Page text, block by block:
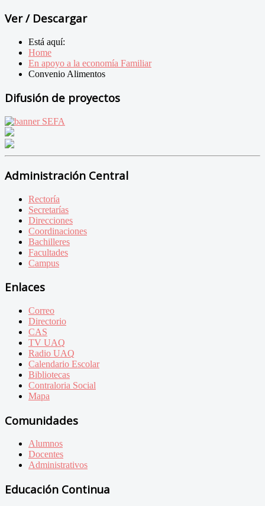
Ver / Descargar
Está aquí:
Home
En apoyo a la economía Familiar
Convenio Alimentos
Difusión de proyectos
Administración Central
Rectoría
Secretarías
Direcciones
Coordinaciones
Bachilleres
Facultades
Campus
Enlaces
Correo
Directorio
CAS
TV UAQ
Radio UAQ
Calendario Escolar
Bibliotecas
Contraloria Social
Mapa
Comunidades
Alumnos
Docentes
Administrativos
Educación Continua